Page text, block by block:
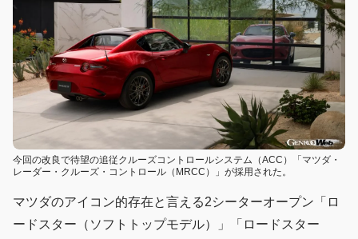
今回の改良で待望の追従クルーズコントロールシステム（ACC）「マツダ・
レーダー・クルーズ・コントロール（MRCC）」が採用された。
マツダのアイコン的存在と言える2シーターオープン「ロ
ードスター（ソフトトップモデル）」「ロードスター